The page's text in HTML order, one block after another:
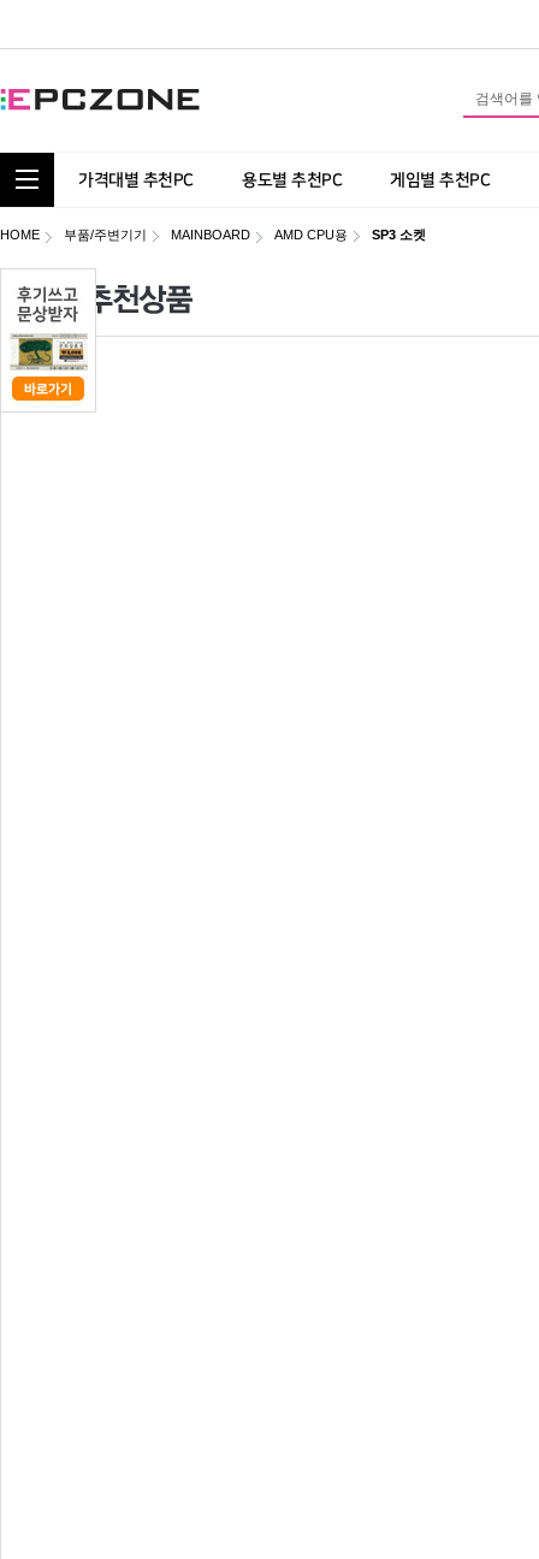
통합 카테고리 보기
가격대별 추천PC 용도별 추천PC 게임별 추천PC
HOME 부품/주변기기 MAINBOARD AMD CPU용 SP3 소켓